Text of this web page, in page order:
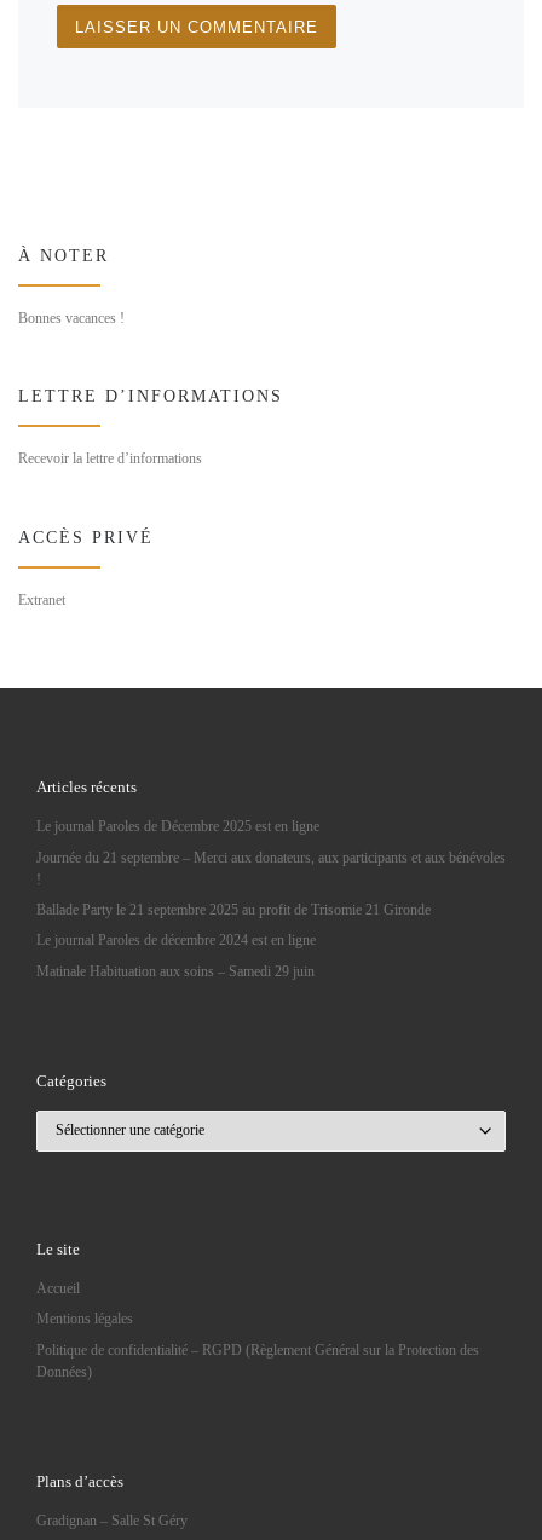
À NOTER
Bonnes vacances !
LETTRE D’INFORMATIONS
Recevoir la lettre d’informations
ACCÈS PRIVÉ
Extranet
Articles récents
Le journal Paroles de Décembre 2025 est en ligne
Journée du 21 septembre – Merci aux donateurs, aux participants et aux bénévoles
!
Ballade Party le 21 septembre 2025 au profit de Trisomie 21 Gironde
Le journal Paroles de décembre 2024 est en ligne
Matinale Habituation aux soins – Samedi 29 juin
Catégories
Le site
Accueil
Mentions légales
Politique de confidentialité – RGPD (Règlement Général sur la Protection des
Données)
Plans d’accès
Gradignan – Salle St Géry